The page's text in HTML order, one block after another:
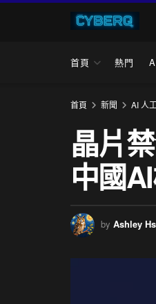
首頁 熱門
首頁 新聞 AI 人
晶片
中國
by Ashley